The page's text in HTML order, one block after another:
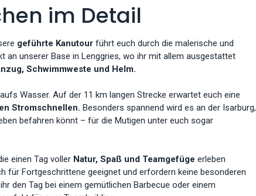
im Detail
geführte Kanutour führt euch durch die malerische und
an unserer Base in Lenggries, wo ihr mit allem ausgestattet
Schwimmweste und Helm.
Wasser. Auf der 11 km langen Strecke erwartet euch eine
Stromschnellen. Besonders spannend wird es an der Isarburg,
befahren könnt – für die Mutigen unter euch sogar
einen Tag voller Natur, Spaß und Teamgefüge erleben
für Fortgeschrittene geeignet und erfordern keine besonderen
den Tag bei einem gemütlichen Barbecue oder einem